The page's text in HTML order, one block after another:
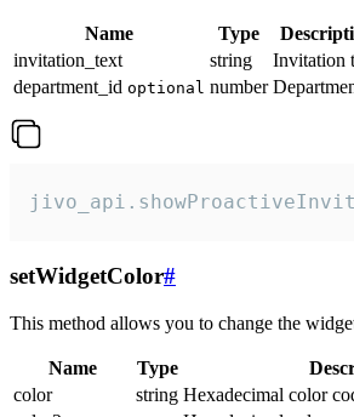
Name Type
invitation_text
string
Invitation
department_id optional number
setWidgetColor#
This method allows you to change the
Name Type
color
string Hexadecimal color